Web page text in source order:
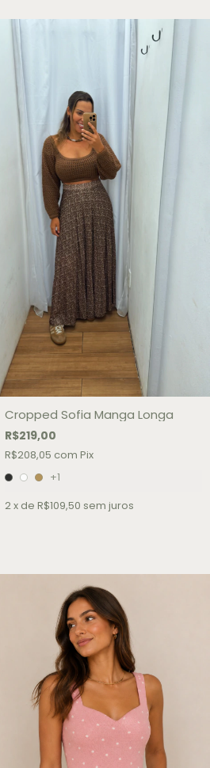
Cropped Sofia Manga Longa
R$219,00
R$208,05 com Pix
+1
2x deR$109,50 sem juros